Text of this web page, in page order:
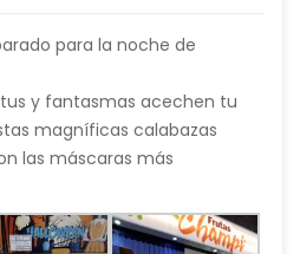
para la noche de
y fantasmas acechen tu
magníficas calabazas
las máscaras más